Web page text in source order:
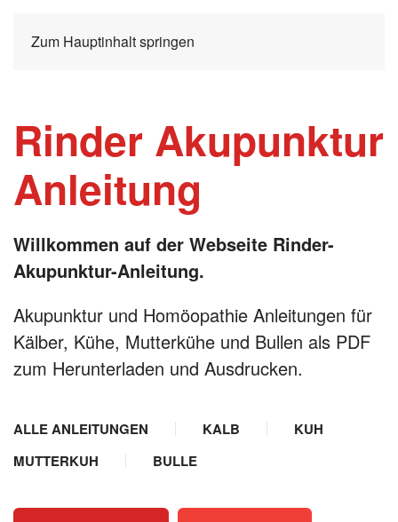
Zum Hauptinhalt springen
Rinder Akupunktur
Anleitung
Willkommen auf der Webseite Rinder-
Akupunktur-Anleitung.
Akupunktur und Homöopathie Anleitungen für
Kälber, Kühe, Mutterkühe und Bullen als PDF
zum Herunterladen und Ausdrucken.
ALLE ANLEITUNGEN KALB
KUH
MUTTERKUH
BULLE